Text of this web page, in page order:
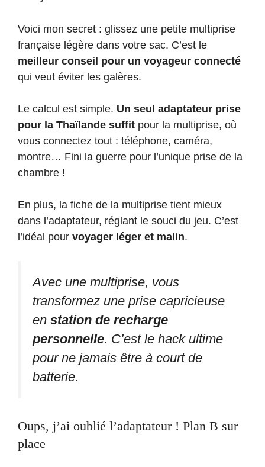
Voici mon secret : glissez une petite multiprise
française légère dans votre sac. C’est le
meilleur conseil pour un voyageur connecté
qui veut éviter les galères.
Le calcul est simple. Un seul adaptateur prise
pour la Thaïlande suffit pour la multiprise, où
vous connectez tout : téléphone, caméra,
montre… Fini la guerre pour l’unique prise de la
chambre !
En plus, la fiche de la multiprise tient mieux
dans l’adaptateur, réglant le souci du jeu. C’est
l’idéal pour voyager léger et malin.
Avec une multiprise, vous
transformez une prise capricieuse
en station de recharge
personnelle. C’est le hack ultime
pour ne jamais être à court de
batterie.
Oups, j’ai oublié l’adaptateur ! Plan B sur
place